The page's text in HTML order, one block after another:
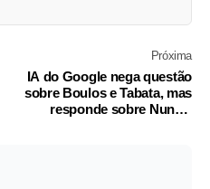
Próxima
IA do Google nega questão
sobre Boulos e Tabata, mas
responde sobre Nunes,